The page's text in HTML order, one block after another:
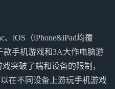
、iOS（iPhone&iPad均覆
手机游戏和3A大作电脑游
突破了端和设备的限制，
在不同设备上游玩手机游戏